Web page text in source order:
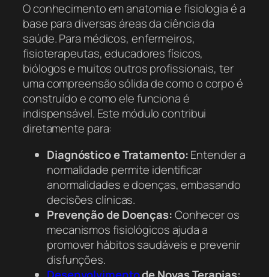
O conhecimento em anatomia e fisiologia é a
base para diversas áreas da ciência da
saúde. Para médicos, enfermeiros,
fisioterapeutas, educadores físicos,
biólogos e muitos outros profissionais, ter
uma compreensão sólida de como o corpo é
construído e como ele funciona é
indispensável. Este módulo contribui
diretamente para:
Diagnóstico e Tratamento:Entender a
normalidade permite identificar
anormalidades e doenças, embasando
decisões clínicas.
Prevenção de Doenças:Conhecer os
mecanismos fisiológicos ajuda a
promover hábitos saudáveis e prevenir
disfunções.